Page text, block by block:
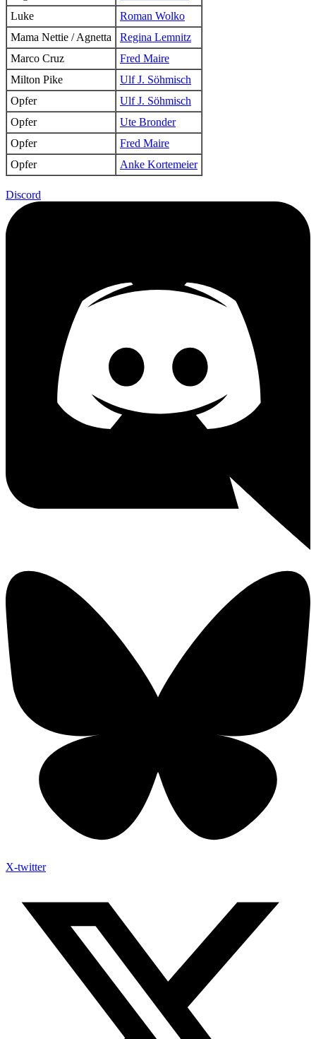
Luke
Roman Wolko
Mama Nettie / Agnetta
Regina Lemnitz
Marco Cruz
Fred Maire
Milton Pike
Ulf J. Söhmisch
Opfer
Ulf J. Söhmisch
Opfer
Ute Bronder
Opfer
Fred Maire
Opfer
Anke Kortemeier
Discord
X-twitter